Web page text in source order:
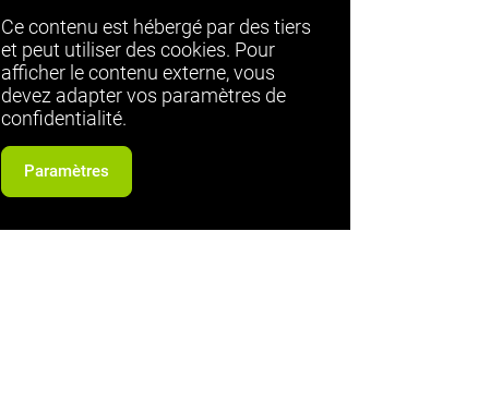
Ce contenu est hébergé par des tiers
et peut utiliser des cookies. Pour
afficher le contenu externe, vous
devez adapter vos paramètres de
confidentialité.
Paramètres